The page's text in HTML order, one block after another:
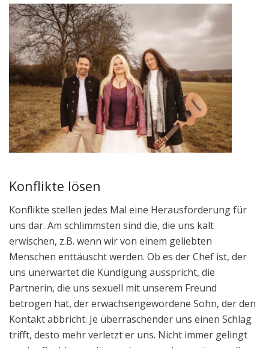
Konflikte lösen
Konflikte stellen jedes Mal eine Herausforderung für
uns dar. Am schlimmsten sind die, die uns kalt
erwischen, z.B. wenn wir von einem geliebten
Menschen enttäuscht werden. Ob es der Chef ist, der
uns unerwartet die Kündigung ausspricht, die
Partnerin, die uns sexuell mit unserem Freund
betrogen hat, der erwachsengewordene Sohn, der den
Kontakt abbricht. Je überraschender uns einen Schlag
trifft, desto mehr verletzt er uns. Nicht immer gelingt